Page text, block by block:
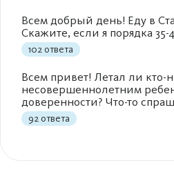
Всем добрый день! Еду в
Скажите, если я порядка 35-
102 ответа
Всем привет! Летал ли кто-
несовершеннолетним
доверенности? Что-то
92 ответа